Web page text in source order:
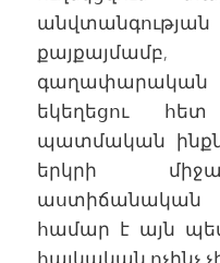
եկեղեցու հետ
պատմական
երկրի
աստիճանական
համար է այն
հայկական ոչինչ